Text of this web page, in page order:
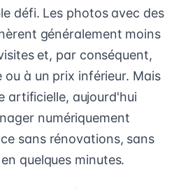
défi. Les photos avec des
généralement moins
et, par conséquent,
ou à un prix inférieur. Mais
artificielle, aujourd'hui
numériquement
sans rénovations, sans
quelques minutes.